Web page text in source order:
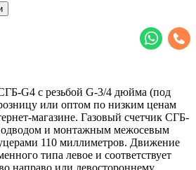
G4 с резьбой G-3/4 дюйма (под
или оптом по низким ценам
магазине. Газовый счетчик СГБ-
и монтажным межосевым
110 миллиметров. Движение
типа левое и соответствует
направо или левостороннему